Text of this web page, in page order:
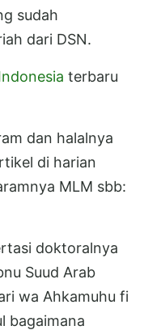
sudah
dari DSN.
terbaru
dan halalnya
di harian
MLM sbb:
doktoralnya
Suud Arab
wa Ahkamuhu fi
bagaimana